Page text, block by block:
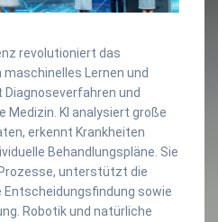
revolutioniert das
Lernen und
und
KI analysiert große
erkennt Krankheiten
Behandlungspläne. Sie
unterstützt die
Entscheidungsfindung sowie
Robotik und natürliche